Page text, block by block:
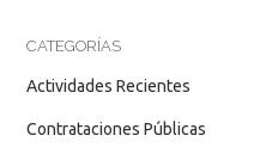
CATEGORÍAS
Actividades Recientes
Contrataciones Públicas